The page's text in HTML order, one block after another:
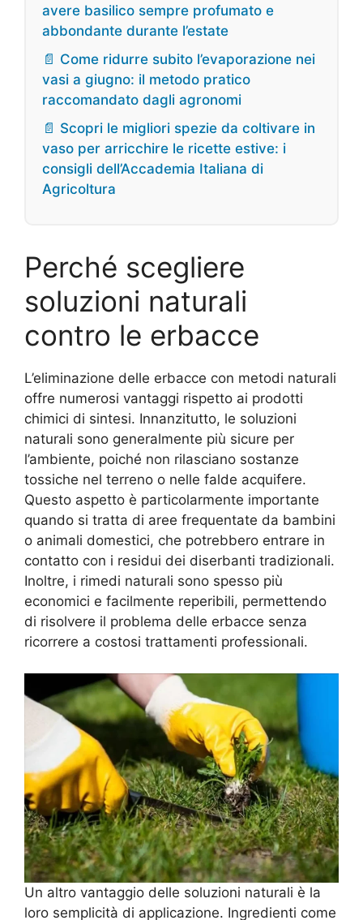
avere basilico sempre profumato e
abbondante durante l’estate
📄 Come ridurre subito l’evaporazione nei
vasi a giugno: il metodo pratico
raccomandato dagli agronomi
📄 Scopri le migliori spezie da coltivare in
vaso per arricchire le ricette estive: i
consigli dell’Accademia Italiana di
Agricoltura
Perché scegliere
soluzioni naturali
contro le erbacce
L’eliminazione delle erbacce con metodi naturali
offre numerosi vantaggi rispetto ai prodotti
chimici di sintesi. Innanzitutto, le soluzioni
naturali sono generalmente più sicure per
l’ambiente, poiché non rilasciano sostanze
tossiche nel terreno o nelle falde acquifere.
Questo aspetto è particolarmente importante
quando si tratta di aree frequentate da bambini
o animali domestici, che potrebbero entrare in
contatto con i residui dei diserbanti tradizionali.
Inoltre, i rimedi naturali sono spesso più
economici e facilmente reperibili, permettendo
di risolvere il problema delle erbacce senza
ricorrere a costosi trattamenti professionali.
Un altro vantaggio delle soluzioni naturali è la
loro semplicità di applicazione. Ingredienti come